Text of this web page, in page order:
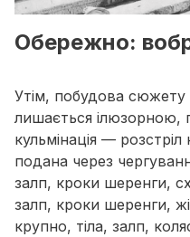
Обережно:
Утім, побудова сюжету
лишається
кульмінація —
подана через
залп, кроки шеренги,
залп, кроки шеренги,
крупно, тіла, залп,